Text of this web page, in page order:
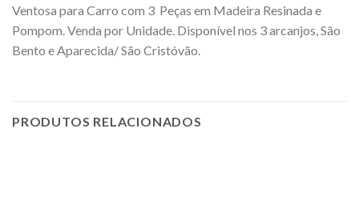
Ventosa para Carro com 3 Peças em Madeira Resinada e
Pompom. Venda por Unidade. Disponível nos 3 arcanjos, São
Bento e Aparecida/ São Cristóvão.
PRODUTOS RELACIONADOS